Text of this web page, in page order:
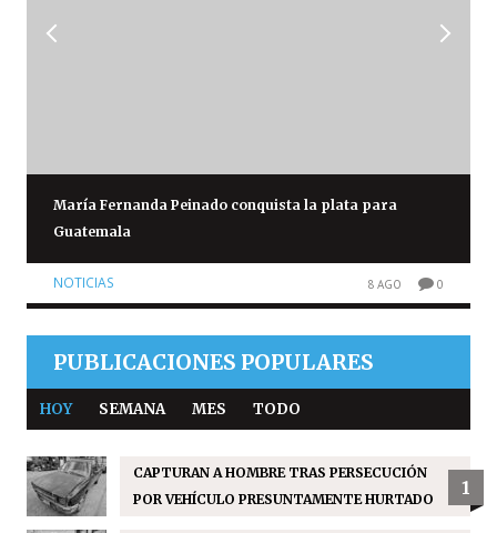
María Fernanda Peinado conquista la plata para
Guatemala
NOTICIAS 8 AGO 0
PUBLICACIONES POPULARES
HOY SEMANA MES TODO
CAPTURAN A HOMBRE TRAS PERSECUCIÓN
POR VEHÍCULO PRESUNTAMENTE HURTADO
1